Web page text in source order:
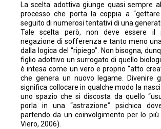
La scelta adottiva giunge quasi sempre
processo che porta la coppia a
seguito di numerosi tentativi di una
Tale scelta però, non deve essere il
negazione di sofferenza e tanto meno
dalla logica del “ripiego”. Non bisogna,
figlio adottivo un surrogato di quello
è intesa come un vero e proprio “atto
che genera un nuovo legame. Divenire
significa collocare in qualche modo la
uno spazio che si discosta da quello
porla in una “astrazione” psichica
partendo da un coinvolgimento per lo più
Viero, 2006).